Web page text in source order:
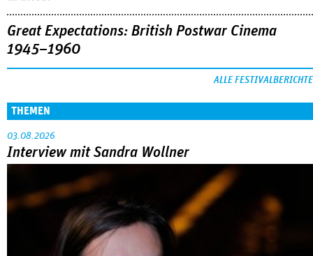
Great Expectations: British Postwar Cinema
1945–1960
ALLE FESTIVALBERICHTE
THEMEN
03.08.2026
Interview mit Sandra Wollner